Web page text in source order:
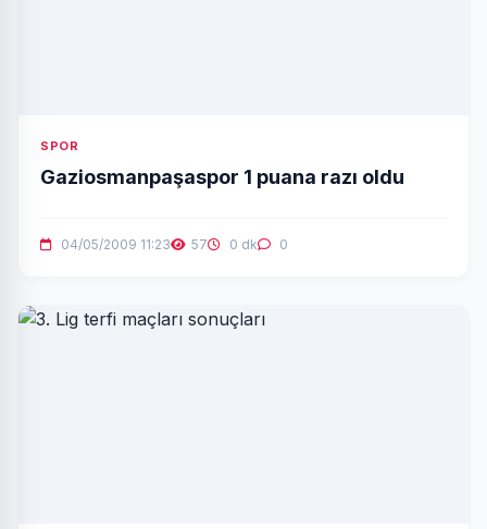
SPOR
Gaziosmanpaşaspor 1 puana razı oldu
04/05/2009 11:23 57 0 dk 0